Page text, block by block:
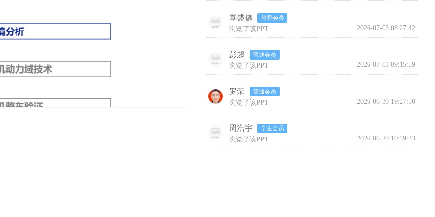
覃盛德 普通会员
浏览了该PPT 2026-07-03 08:27:42
彭超 普通会员
浏览了该PPT 2026-07-01 09:15:59
罗荣 普通会员
浏览了该PPT 2026-06-30 19:27:50
周浩宇 学生会员
浏览了该PPT 2026-06-30 10:39:33